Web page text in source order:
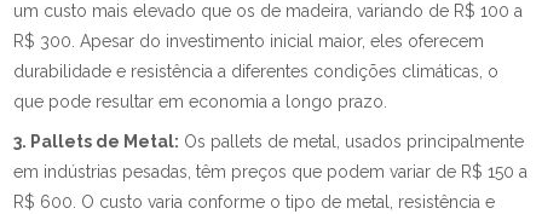
um custo mais elevado que os de madeira, variando de R$ 100 a
R$ 300. Apesar do investimento inicial maior, eles oferecem
durabilidade e resistência a diferentes condições climáticas, o
que pode resultar em economia a longo prazo.
3. Pallets de Metal: Os pallets de metal, usados principalmente
em indústrias pesadas, têm preços que podem variar de R$ 150 a
R$ 600. O custo varia conforme o tipo de metal, resistência e